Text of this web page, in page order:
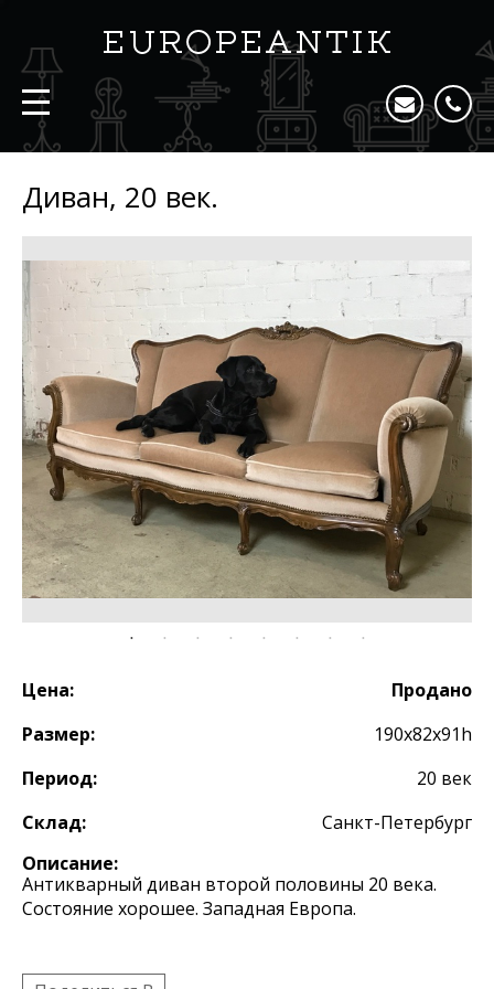
Диван, 20 век.
Цена:
Продано
Размер:
190х82х91h
Период:
20 век
Склад:
Санкт-Петербург
Описание:
Антикварный диван второй половины 20 века.
Состояние хорошее. Западная Европа.